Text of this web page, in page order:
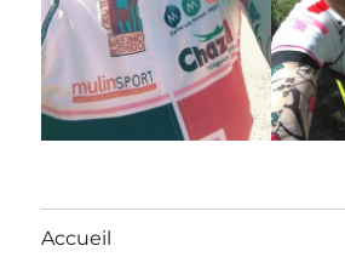
Accueil